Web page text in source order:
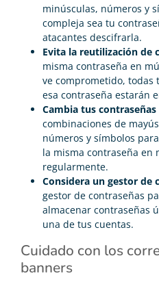
minúsculas, números y
compleja sea tu
atacantes descifrarla.
Evita la reutilización de
misma contraseña en
ve comprometido, todas
esa contraseña estarán
Cambia tus
combinaciones de
números y símbolos
la misma contraseña en
regularmente.
Considera un gestor de
gestor de contraseñas
almacenar contraseñas
una de tus cuentas.
Cuidado con los
banners